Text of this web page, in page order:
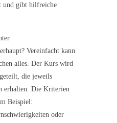
und gibt hilfreiche
Vereinfacht kann
alles. Der Kurs wird
die jeweils
erhalten. Die Kriterien
Beispiel:
oder